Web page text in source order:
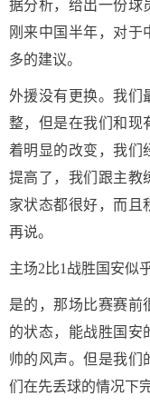
据分析，给出一份球
刚来中国半年，对于
多的建议。
外援没有更换。我们
整，但是在我们和现
着明显的改变，我们
提高了，我们跟主教
家状态都很好，而且
再说。
主场2比1战胜国安似
是的，那场比赛赛前
的状态，能战胜国安
帅的风声。但是我们
们在先丢球的情况下